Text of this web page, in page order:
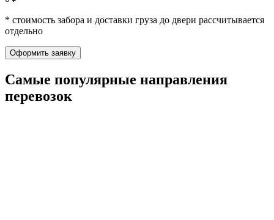
* стоимость забора и доставки груза до двери рассчитывается
отдельно
Оформить заявку
Самые популярные направления
перевозок